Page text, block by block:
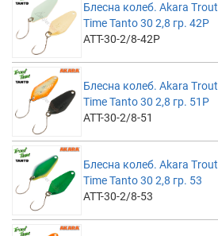
Блесна колеб. Akara Trout
Time Tanto 30 2,8 гр. 42P
ATT-30-2/8-42P
Блесна колеб. Akara Trout
Time Tanto 30 2,8 гр. 51P
ATT-30-2/8-51
Блесна колеб. Akara Trout
Time Tanto 30 2,8 гр. 53
ATT-30-2/8-53